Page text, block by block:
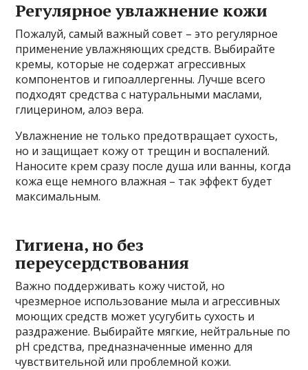
Регулярное увлажнение кожи
Пожалуй, самый важный совет – это регулярное
применение увлажняющих средств. Выбирайте
кремы, которые не содержат агрессивных
компонентов и гипоаллергенны. Лучше всего
подходят средства с натуральными маслами,
глицерином, алоэ вера.
Увлажнение не только предотвращает сухость,
но и защищает кожу от трещин и воспалений.
Наносите крем сразу после душа или ванны, когда
кожа еще немного влажная – так эффект будет
максимальным.
Гигиена, но без
переусердствования
Важно поддерживать кожу чистой, но
чрезмерное использование мыла и агрессивных
моющих средств может усугубить сухость и
раздражение. Выбирайте мягкие, нейтральные по
pH средства, предназначенные именно для
чувствительной или проблемной кожи.